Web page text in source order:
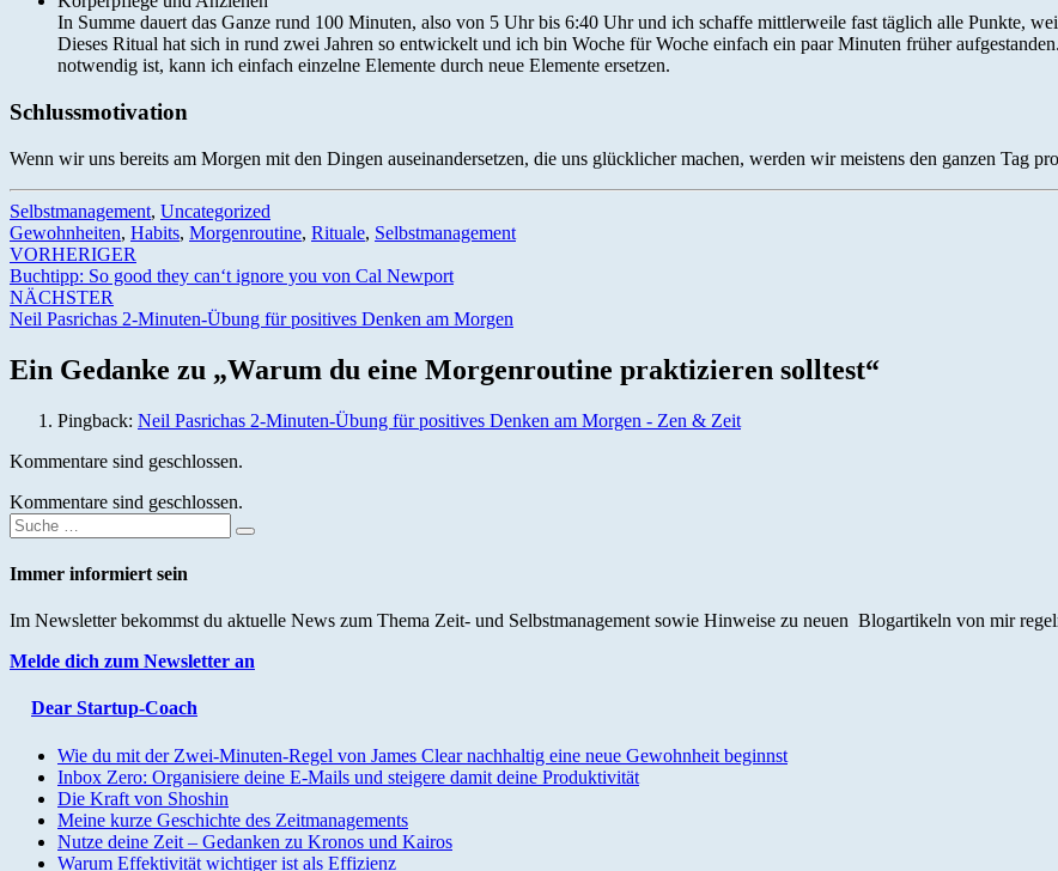
In Summe dauert das Ganze rund 100 Minuten, also von 5 Uhr bis 6:40 Uhr und ich schaffe mittlerweile fast täglich alle Punkte,
Dieses Ritual hat sich in rund zwei Jahren so entwickelt und ich bin Woche für Woche einfach ein paar Minuten früher
notwendig ist, kann ich einfach einzelne Elemente durch neue Elemente ersetzen.
Schlussmotivation
Wenn wir uns bereits am Morgen mit den Dingen auseinandersetzen, die uns glücklicher machen, werden wir meistens den ganzen Tag
Selbstmanagement, Uncategorized
Gewohnheiten, Habits, Morgenroutine, Rituale, Selbstmanagement
Beitrags-
Navigation
VORHERIGER
Buchtipp: So good they can‘t ignore you von Cal Newport
NÄCHSTER
Neil Pasrichas 2-Minuten-Übung für positives Denken am Morgen
Ein Gedanke zu „Warum du eine Morgenroutine praktizieren solltest“
Pingback: Neil Pasrichas 2-Minuten-Übung für positives Denken am Morgen - Zen & Zeit
Kommentare sind geschlossen.
Kommentare sind geschlossen.
Suche
nach:
Suchen
Immer informiert sein
Im Newsletter bekommst du aktuelle News zum Thema Zeit- und Selbstmanagement sowie Hinweise zu neuen Blogartikeln von mir
Melde dich zum Newsletter an
Dear Startup-Coach
Wie du mit der Zwei-Minuten-Regel von James Clear nachhaltig eine neue Gewohnheit beginnst
Inbox Zero: Organisiere deine E-Mails und steigere damit deine Produktivität
Die Kraft von Shoshin
Meine kurze Geschichte des Zeitmanagements
Nutze deine Zeit – Gedanken zu Kronos und Kairos
Warum Effektivität wichtiger ist als Effizienz